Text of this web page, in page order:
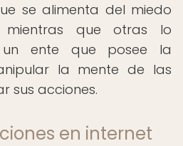
se alimenta del miedo
que otras lo
un ente que posee la
la mente de las
sus acciones.
en internet